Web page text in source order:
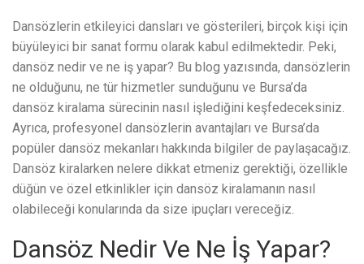
Dansözlerin etkileyici dansları ve gösterileri, birçok kişi için
büyüleyici bir sanat formu olarak kabul edilmektedir. Peki,
dansöz nedir ve ne iş yapar? Bu blog yazısında, dansözlerin
ne olduğunu, ne tür hizmetler sunduğunu ve Bursa’da
dansöz kiralama sürecinin nasıl işlediğini keşfedeceksiniz.
Ayrıca, profesyonel dansözlerin avantajları ve Bursa’da
popüler dansöz mekanları hakkında bilgiler de paylaşacağız.
Dansöz kiralarken nelere dikkat etmeniz gerektiği, özellikle
düğün ve özel etkinlikler için dansöz kiralamanın nasıl
olabileceği konularında da size ipuçları vereceğiz.
Dansöz Nedir Ve Ne İş Yapar?